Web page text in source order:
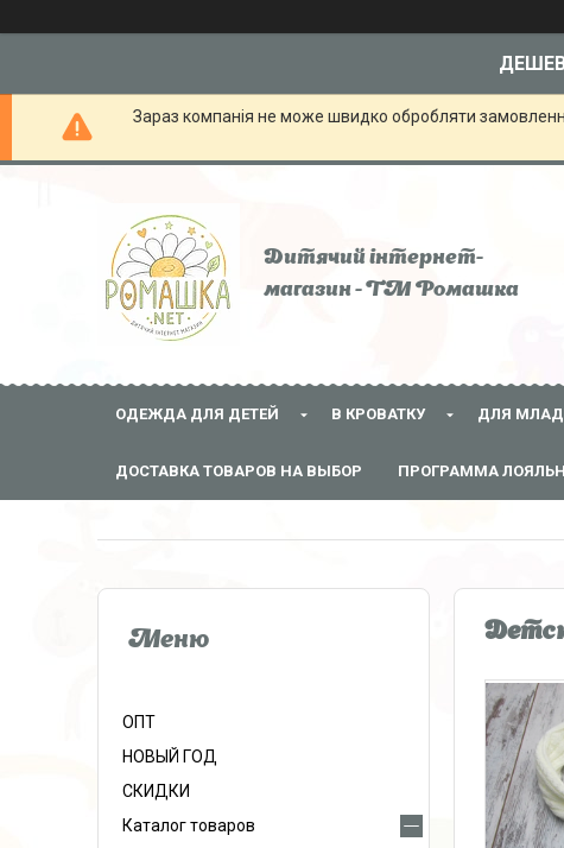
Зараз компанія не може швидко обробляти
Дитячий інтернет-
магазин - ТМ Ромашка
ОДЕЖДА ДЛЯ ДЕТЕЙ В КРОВАТКУ ДЛЯ
ДОСТАВКА ТОВАРОВ НА ВЫБОР ПРОГРАММА
ОПТ
НОВЫЙ ГОД
СКИДКИ
Каталог товаров